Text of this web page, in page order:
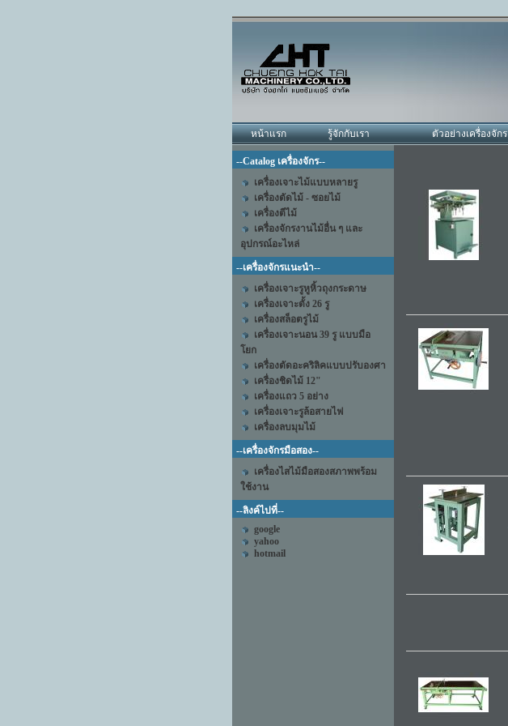
หน้าแรก รู้จักกับเรา ตัวอย่างเครื่องจักร
--Catalog เครื่องจักร--
เครื่องเจาะไม้แบบหลายรู
เครื่องตัดไม้ - ซอยไม้
เครื่องตีไม้
เครื่องจักรงานไม้อื่น ๆ และ
อุปกรณ์อะไหล่
--เครื่องจักรแนะนำ--
เครื่องเจาะรูหูหิ้วถุงกระดาษ
เครื่องเจาะตั้ง 26 รู
เครื่องสล็อตรูไม้
เครื่องเจาะนอน 39 รู แบบมือ
โยก
เครื่องตัดอะคริลิคแบบปรับองศา
เครื่องชิดไม้ 12"
เครื่องแถว 5 อย่าง
เครื่องเจาะรูล้อสายไฟ
เครื่องลบมุมไม้
--เครื่องจักรมือสอง--
เครื่องไสไม้มือสองสภาพพร้อม
ใช้งาน
--ลิงค์ไปที่--
google
yahoo
hotmail